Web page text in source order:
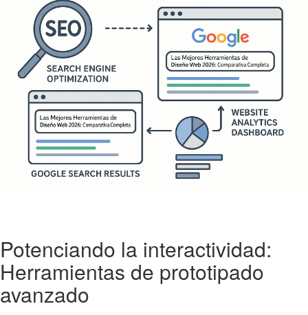
Potenciando la interactividad:
Herramientas de prototipado
avanzado